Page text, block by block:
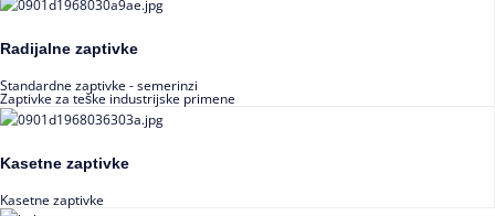
Radijalne zaptivke
Standardne zaptivke - semerinzi
Zaptivke za teške industrijske primene
Kasetne zaptivke
Kasetne zaptivke